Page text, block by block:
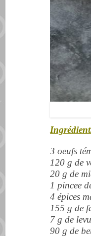
3 oeufs
120 g de
20 g de
1 pincee
4 épices
155 g de
7 g de
90 g de